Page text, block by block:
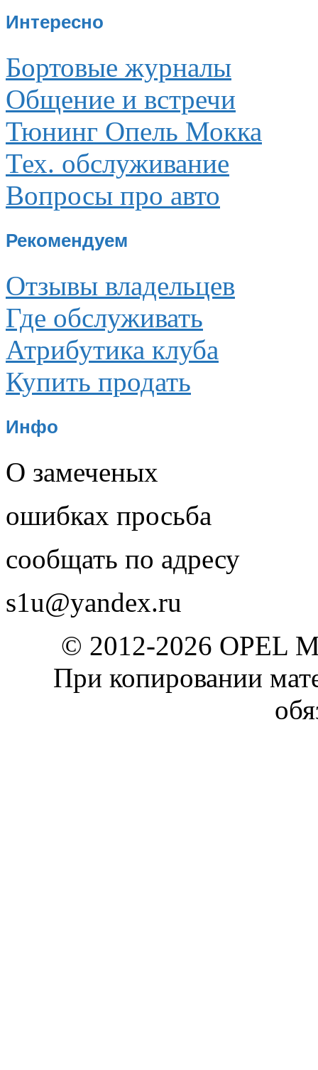
Интересно
Бортовые журналы
Общение и встречи
Тюнинг Опель Мокка
Тех. обслуживание
Вопросы про авто
Рекомендуем
Отзывы владельцев
Где обслуживать
Атрибутика клуба
Купить продать
Инфо
О замеченых
ошибках просьба
сообщать по адресу
s1u@yandex.ru
© 2012-2026 OPEL
При копировании